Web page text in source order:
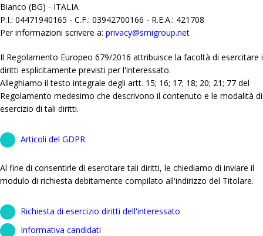
Bianco (BG) - ITALIA
P.I.: 04471940165 - C.F.: 03942700166 - R.E.A.: 421708
Per informazioni scrivere a: privacy@smigroup.net
Il Regolamento Europeo 679/2016 attribuisce la facoltà di esercitare i
diritti esplicitamente previsti per l'interessato.
Alleghiamo il testo integrale degli artt. 15; 16; 17; 18; 20; 21; 77 del
Regolamento medesimo che descrivono il contenuto e le modalità di
esercizio di tali diritti.
Articoli del GDPR
Al fine di consentirle di esercitare tali diritti, le chiediamo di inviare il
modulo di richiesta debitamente compilato all'indirizzo del Titolare.
Richiesta di esercizio diritti dell'interessato
Informativa candidati